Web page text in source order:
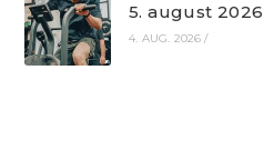
5. august 2026
4. AUG. 2026 /